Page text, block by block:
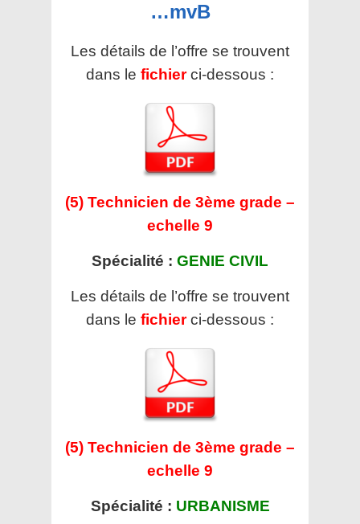
…mvB
Les détails de l’offre se trouvent
dans le fichier ci-dessous :
(5) Technicien de 3ème grade –
echelle 9
Spécialité : GENIE CIVIL
Les détails de l’offre se trouvent
dans le fichier ci-dessous :
(5) Technicien de 3ème grade –
echelle 9
Spécialité : URBANISME